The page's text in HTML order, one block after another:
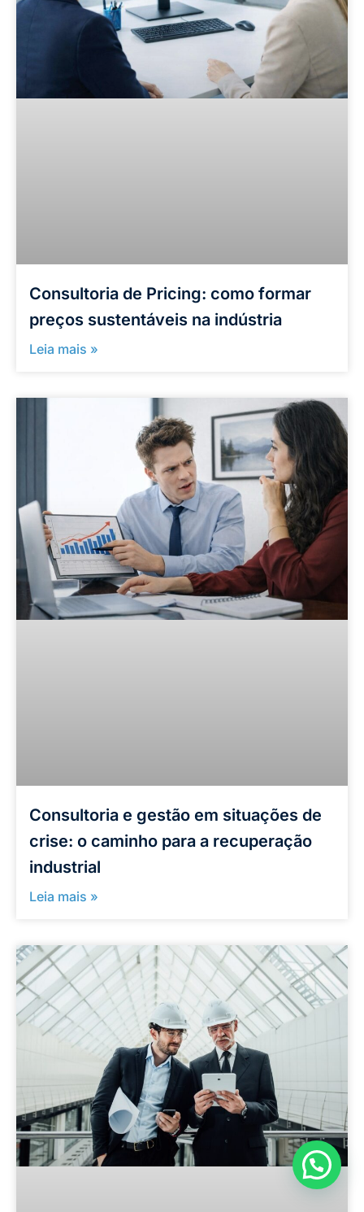
Consultoria de Pricing: como formar
preços sustentáveis na indústria
Leia mais »
Consultoria e gestão em situações de
crise: o caminho para a recuperação
industrial
Leia mais »
Como podemos ajudar?